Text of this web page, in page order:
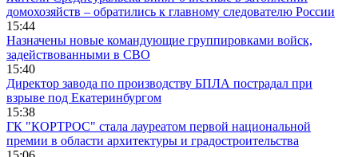
домохозяйств – обратились к главному следователю России
15:44
Назначены новые командующие группировками войск,
задействованными в СВО
15:40
Директор завода по производству БПЛА пострадал при
взрыве под Екатеринбургом
15:38
ГК "КОРТРОС" стала лауреатом первой национальной
премии в области архитектуры и градостроительства